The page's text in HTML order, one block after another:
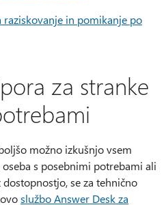
raziskovanje in pomikanje po
za stranke
možno izkušnjo vsem
s posebnimi potrebami ali
se za tehnično
službo Answer Desk za